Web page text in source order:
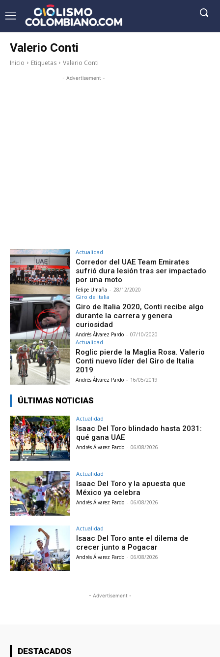
Valerio Conti
Inicio Etiquetas Valerio Conti
- Advertisement -
Actualidad
Corredor del UAE Team Emirates
sufrió dura lesión tras ser impactado
por una moto
Felipe Umaña - 28/12/2020
Giro de Italia
Giro de Italia 2020, Conti recibe algo
durante la carrera y genera
curiosidad
Andrés Álvarez Pardo - 07/10/2020
Actualidad
Roglic pierde la Maglia Rosa. Valerio
Conti nuevo líder del Giro de Italia
2019
Andrés Álvarez Pardo - 16/05/2019
ÚLTIMAS NOTICIAS
Actualidad
Isaac Del Toro blindado hasta 2031:
qué gana UAE
Andrés Álvarez Pardo - 06/08/2026
Actualidad
Isaac Del Toro y la apuesta que
México ya celebra
Andrés Álvarez Pardo - 06/08/2026
Actualidad
Isaac Del Toro ante el dilema de
crecer junto a Pogacar
Andrés Álvarez Pardo - 06/08/2026
- Advertisement -
DESTACADOS